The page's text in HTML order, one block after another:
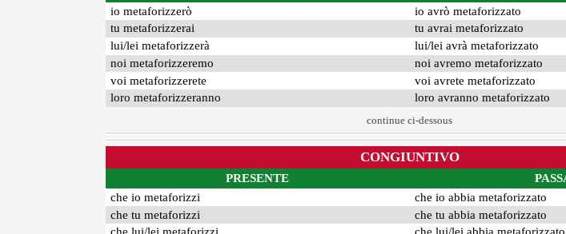
io metaforizzerò
tu metaforizzerai
lui/lei metaforizzerà
noi metaforizzeremo
voi metaforizzerete
loro metaforizzeranno
io avrò metaforizzato
tu avrai metaforizzato
lui/lei avrà metaforizzato
noi avremo metaforizzato
voi avrete metaforizzato
loro avranno metaforizzato
continue ci-dessous
CONGIUNTIVO
PRESENTE
che io metaforizzi
che tu metaforizzi
che io abbia metaforizzato
che tu abbia metaforizzato